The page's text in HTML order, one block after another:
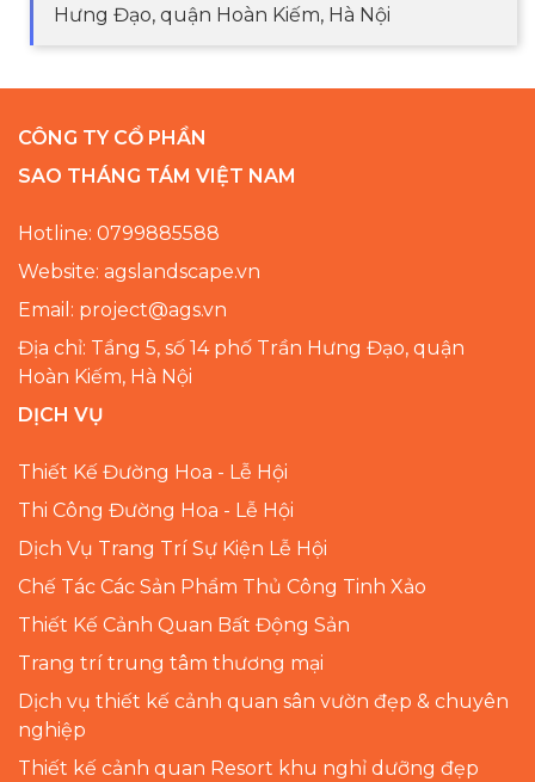
Hưng Đạo, quận Hoàn Kiếm, Hà Nội
CÔNG TY CỔ PHẦN
SAO THÁNG TÁM VIỆT NAM
Hotline: 0799885588
Website: agslandscape.vn
Email: project@ags.vn
Địa chỉ: Tầng 5, số 14 phố Trần Hưng Đạo, quận
Hoàn Kiếm, Hà Nội
DỊCH VỤ
Thiết Kế Đường Hoa - Lễ Hội
Thi Công Đường Hoa - Lễ Hội
Dịch Vụ Trang Trí Sự Kiện Lễ Hội
Chế Tác Các Sản Phẩm Thủ Công Tinh Xảo
Thiết Kế Cảnh Quan Bất Động Sản
Trang trí trung tâm thương mại
Dịch vụ thiết kế cảnh quan sân vườn đẹp & chuyên
nghiệp
Thiết kế cảnh quan Resort khu nghỉ dưỡng đẹp